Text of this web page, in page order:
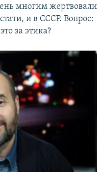
многим жертвовали
и в СССР. Вопрос:
за этика?